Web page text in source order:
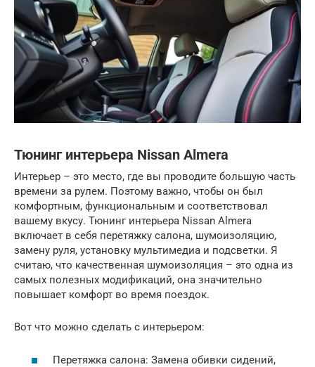
Тюнинг интерьера Nissan Almera
Интерьер – это место, где вы проводите большую часть
времени за рулем. Поэтому важно, чтобы он был
комфортным, функциональным и соответствовал
вашему вкусу. Тюнинг интерьера Nissan Almera
включает в себя перетяжку салона, шумоизоляцию,
замену руля, установку мультимедиа и подсветки. Я
считаю, что качественная шумоизоляция – это одна из
самых полезных модификаций, она значительно
повышает комфорт во время поездок.
Вот что можно сделать с интерьером:
Перетяжка салона: Замена обивки сидений,